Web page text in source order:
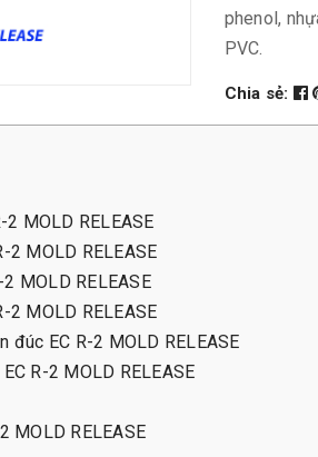
phenol,
PVC.
Chia sẻ:
MOLD RELEASE
MOLD RELEASE
MOLD RELEASE
MOLD RELEASE
EC R-2 MOLD RELEASE
R-2 MOLD RELEASE
MOLD RELEASE